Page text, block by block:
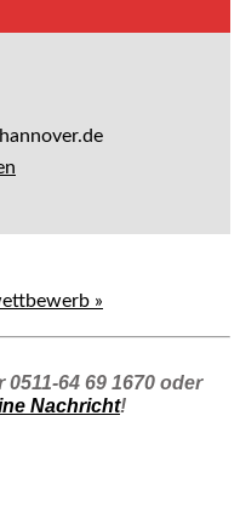
»
64 69 1670 oder
Nachricht!